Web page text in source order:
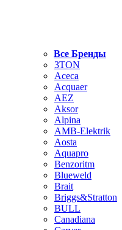
Все Бренды
3TON
Aceca
Acquaer
AEZ
Aksor
Alpina
AMB-Elektrik
Aosta
Aquapro
Benzoritm
Blueweld
Brait
Briggs&Stratton
BULL
Canadiana